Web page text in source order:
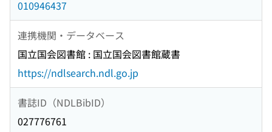
010946437
連携機関・データベース
国立国会図書館 : 国立国会図書館蔵書
https://ndlsearch.ndl.go.jp
書誌ID（NDLBibID）
027776761